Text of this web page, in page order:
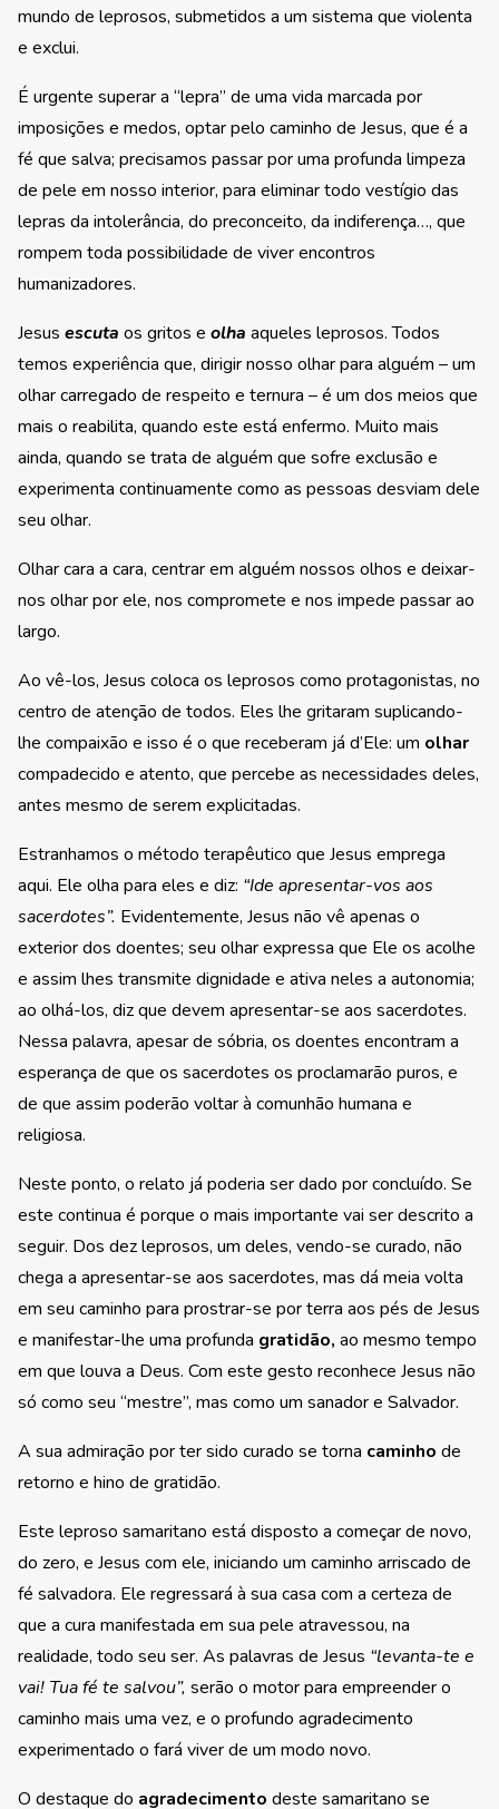
mundo de leprosos, submetidos a um sistema que violenta
e exclui.
É urgente superar a “lepra” de uma vida marcada por
imposições e medos, optar pelo caminho de Jesus, que é a
fé que salva; precisamos passar por uma profunda limpeza
de pele em nosso interior, para eliminar todo vestígio das
lepras da intolerância, do preconceito, da indiferença…, que
rompem toda possibilidade de viver encontros
humanizadores.
Jesus escuta os gritos e olha aqueles leprosos. Todos
temos experiência que, dirigir nosso olhar para alguém – um
olhar carregado de respeito e ternura – é um dos meios que
mais o reabilita, quando este está enfermo. Muito mais
ainda, quando se trata de alguém que sofre exclusão e
experimenta continuamente como as pessoas desviam dele
seu olhar.
Olhar cara a cara, centrar em alguém nossos olhos e deixar-
nos olhar por ele, nos compromete e nos impede passar ao
largo.
Ao vê-los, Jesus coloca os leprosos como protagonistas, no
centro de atenção de todos. Eles lhe gritaram suplicando-
lhe compaixão e isso é o que receberam já d’Ele: um olhar
compadecido e atento, que percebe as necessidades deles,
antes mesmo de serem explicitadas.
Estranhamos o método terapêutico que Jesus emprega
aqui. Ele olha para eles e diz: “Ide apresentar-vos aos
sacerdotes”. Evidentemente, Jesus não vê apenas o
exterior dos doentes; seu olhar expressa que Ele os acolhe
e assim lhes transmite dignidade e ativa neles a autonomia;
ao olhá-los, diz que devem apresentar-se aos sacerdotes.
Nessa palavra, apesar de sóbria, os doentes encontram a
esperança de que os sacerdotes os proclamarão puros, e
de que assim poderão voltar à comunhão humana e
religiosa.
Neste ponto, o relato já poderia ser dado por concluído. Se
este continua é porque o mais importante vai ser descrito a
seguir. Dos dez leprosos, um deles, vendo-se curado, não
chega a apresentar-se aos sacerdotes, mas dá meia volta
em seu caminho para prostrar-se por terra aos pés de Jesus
e manifestar-lhe uma profunda gratidão, ao mesmo tempo
em que louva a Deus. Com este gesto reconhece Jesus não
só como seu “mestre”, mas como um sanador e Salvador.
A sua admiração por ter sido curado se torna caminho de
retorno e hino de gratidão.
Este leproso samaritano está disposto a começar de novo,
do zero, e Jesus com ele, iniciando um caminho arriscado de
fé salvadora. Ele regressará à sua casa com a certeza de
que a cura manifestada em sua pele atravessou, na
realidade, todo seu ser. As palavras de Jesus “levanta-te e
vai! Tua fé te salvou”, serão o motor para empreender o
caminho mais uma vez, e o profundo agradecimento
experimentado o fará viver de um modo novo.
O destaque do agradecimento deste samaritano se